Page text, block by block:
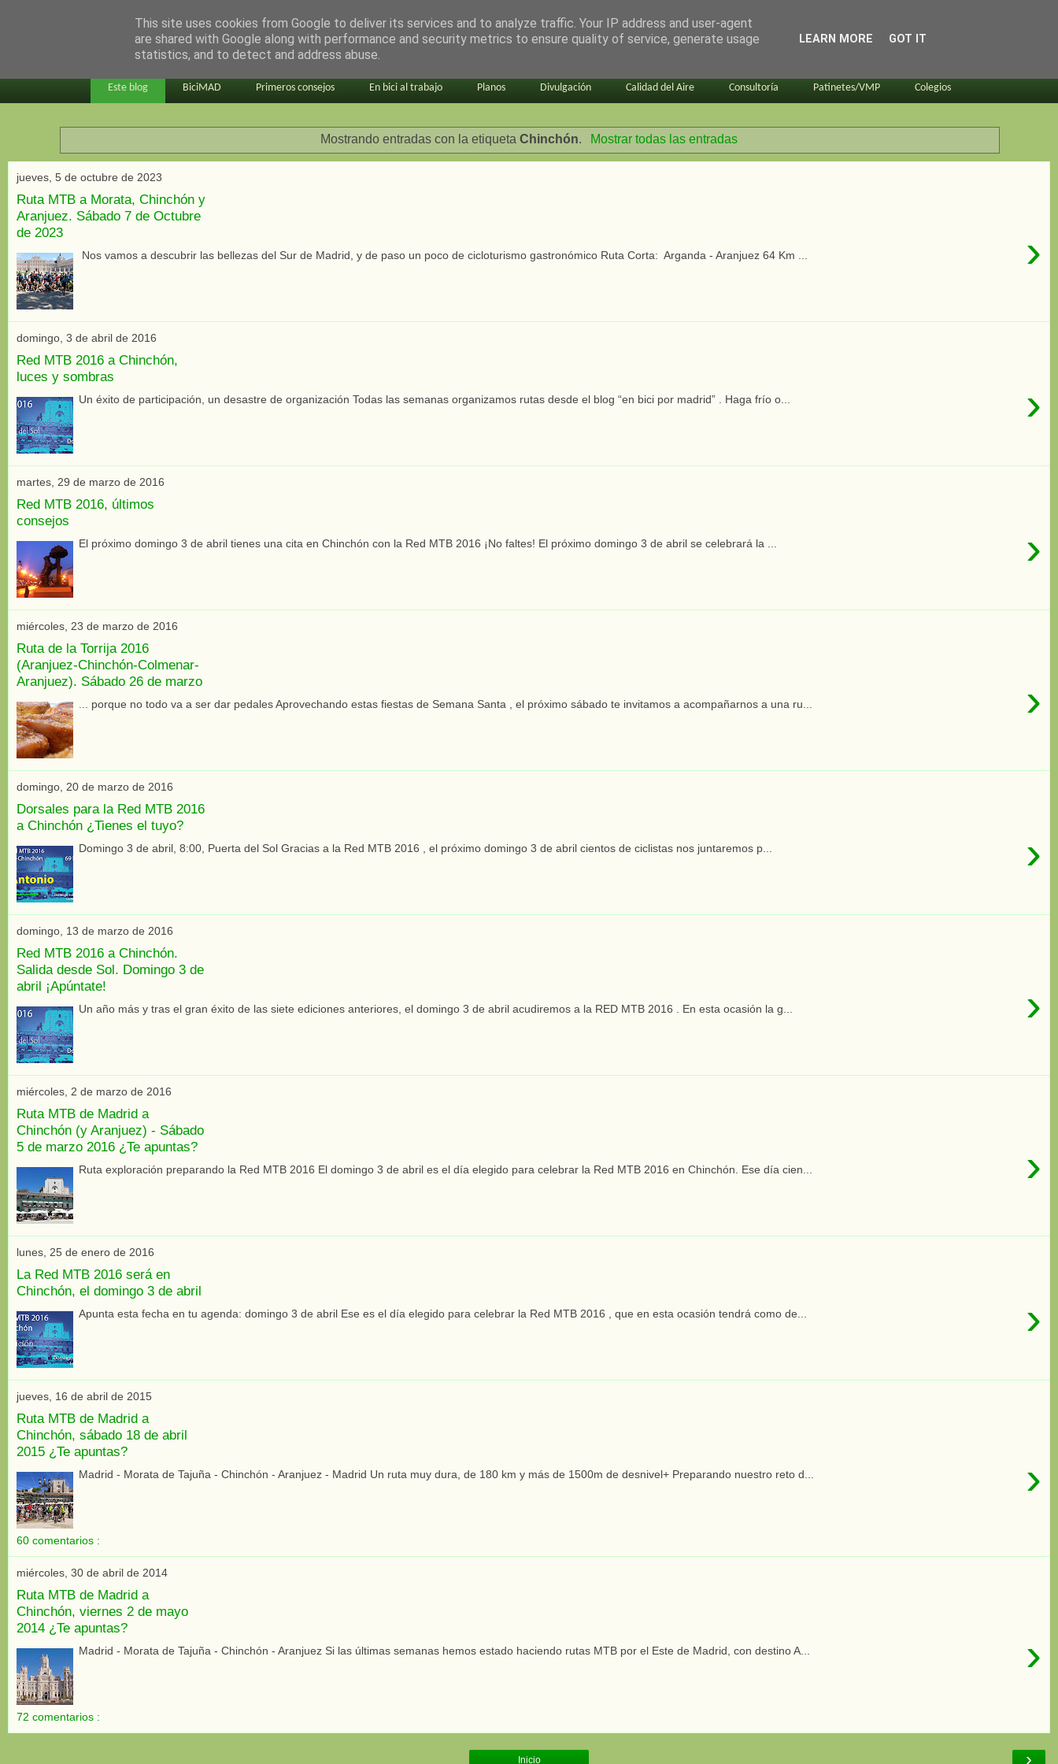
en bici por madrid
Este blog BiciMAD Primeros consejos En bici al trabajo Planos Divulgación Calidad del Aire Consultoría Patinetes/VMP Colegios
Mostrando entradas con la etiquetaChinchón. Mostrar todas las entradas
jueves, 5 de octubre de 2023
Ruta MTB a Morata, Chinchón y
Aranjuez. Sábado 7 de Octubre
de 2023
›
Nos vamos a descubrir las bellezas del Sur de Madrid, y de paso un poco de cicloturismo gastronómico Ruta Corta: Arganda - Aranjuez 64 Km ...
domingo, 3 de abril de 2016
Red MTB 2016 a Chinchón,
luces y sombras
›
Un éxito de participación, un desastre de organización Todas las semanas organizamos rutas desde el blog “en bici por madrid” . Haga frío o...
martes, 29 de marzo de 2016
Red MTB 2016, últimos
consejos
›
El próximo domingo 3 de abril tienes una cita en Chinchón con la Red MTB 2016 ¡No faltes! El próximo domingo 3 de abril se celebrará la ...
miércoles, 23 de marzo de 2016
Ruta de la Torrija 2016
(Aranjuez-Chinchón-Colmenar-
Aranjuez). Sábado 26 de marzo
›
... porque no todo va a ser dar pedales Aprovechando estas fiestas de Semana Santa , el próximo sábado te invitamos a acompañarnos a una ru...
domingo, 20 de marzo de 2016
Dorsales para la Red MTB 2016
a Chinchón ¿Tienes el tuyo?
›
Domingo 3 de abril, 8:00, Puerta del Sol Gracias a la Red MTB 2016 , el próximo domingo 3 de abril cientos de ciclistas nos juntaremos p...
domingo, 13 de marzo de 2016
Red MTB 2016 a Chinchón.
Salida desde Sol. Domingo 3 de
abril ¡Apúntate!
›
Un año más y tras el gran éxito de las siete ediciones anteriores, el domingo 3 de abril acudiremos a la RED MTB 2016 . En esta ocasión la g...
miércoles, 2 de marzo de 2016
Ruta MTB de Madrid a
Chinchón (y Aranjuez) - Sábado
5 de marzo 2016 ¿Te apuntas?
›
Ruta exploración preparando la Red MTB 2016 El domingo 3 de abril es el día elegido para celebrar la Red MTB 2016 en Chinchón. Ese día cien...
lunes, 25 de enero de 2016
La Red MTB 2016 será en
Chinchón, el domingo 3 de abril
›
Apunta esta fecha en tu agenda: domingo 3 de abril Ese es el día elegido para celebrar la Red MTB 2016 , que en esta ocasión tendrá como de...
jueves, 16 de abril de 2015
Ruta MTB de Madrid a
Chinchón, sábado 18 de abril
2015 ¿Te apuntas?
›
Madrid - Morata de Tajuña - Chinchón - Aranjuez - Madrid Un ruta muy dura, de 180 km y más de 1500m de desnivel+ Preparando nuestro reto d...
60 comentarios :
miércoles, 30 de abril de 2014
Ruta MTB de Madrid a
Chinchón, viernes 2 de mayo
2014 ¿Te apuntas?
›
Madrid - Morata de Tajuña - Chinchón - Aranjuez Si las últimas semanas hemos estado haciendo rutas MTB por el Este de Madrid, con destino A...
72 comentarios :
›
Inicio
This site uses cookies from Google to deliver its services and to analyze traffic. Your IP address and user-agent
are shared with Google along with performance and security metrics to ensure quality of service, generate usage
statistics, and to detect and address abuse.
LEARN MORE GOT IT